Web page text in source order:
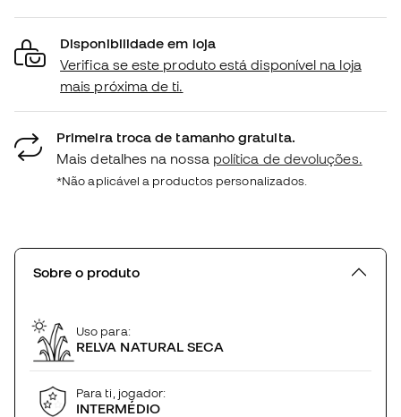
Disponibilidade em loja
Verifica se este produto está disponível na loja
mais próxima de ti.
Primeira troca de tamanho gratuita.
Mais detalhes na nossa política de devoluções.
*Não aplicável a productos personalizados.
Sobre o produto
Uso para:
RELVA NATURAL SECA
Para ti, jogador:
INTERMÉDIO